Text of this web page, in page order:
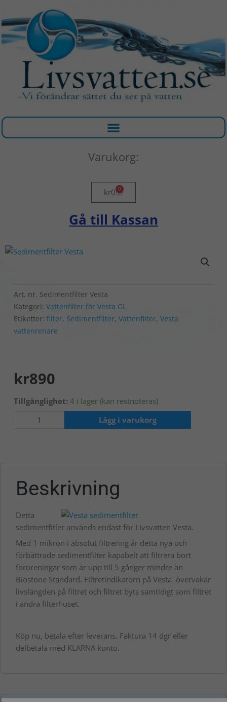
till
innehåll
Varukorg:
kr0 0
Varukorg
Gå till Kassan
Art. nr. Sedimentfilter Vesta
Kategori: Vattenfilter för Vesta GL
Etiketter: filter, Sedimentfilter, Vattenfilter, Vesta
vattenrenare
kr890
Tillgänglighet: 4 i lager (kan restnoteras)
Sedimentfilter
Lägg i varukorg
Beskrivning
Detta
sedimentfitler används endast för Livsvatten Vesta.
Med 1 mikron i absolut filtrering är detta nya och
förbättrade sedimentfilter kapabelt att filtrera bort
föroreningar som är upp till 5 gånger mindre än
Biostone Standard. Filtretindikatorn på Vesta övervakar
livslängden på filtret och filtret byts samtidigt som filtret
i andra filterhuset.
Köp nu, betala efter leverans. Faktura 14 dgr eller
delbetala med KLARNA konto.